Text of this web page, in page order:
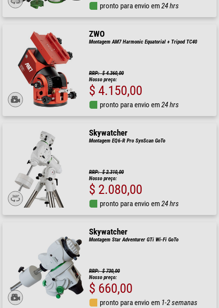
pronto para envio em24 hrs
ZWO
Montagem AM7 Harmonic Equatorial + Tripod TC40
RRP: $ 4.360,00
Nosso preço:
$ 4.150,00
pronto para envio em24 hrs
Skywatcher
Montagem EQ6-R Pro SynScan GoTo
RRP: $ 2.310,00
Nosso preço:
$ 2.080,00
pronto para envio em24 hrs
Skywatcher
Montagem Star Adventurer GTi Wi-Fi GoTo
RRP: $ 730,00
Nosso preço:
$ 660,00
pronto para envio em 1-2 semanas